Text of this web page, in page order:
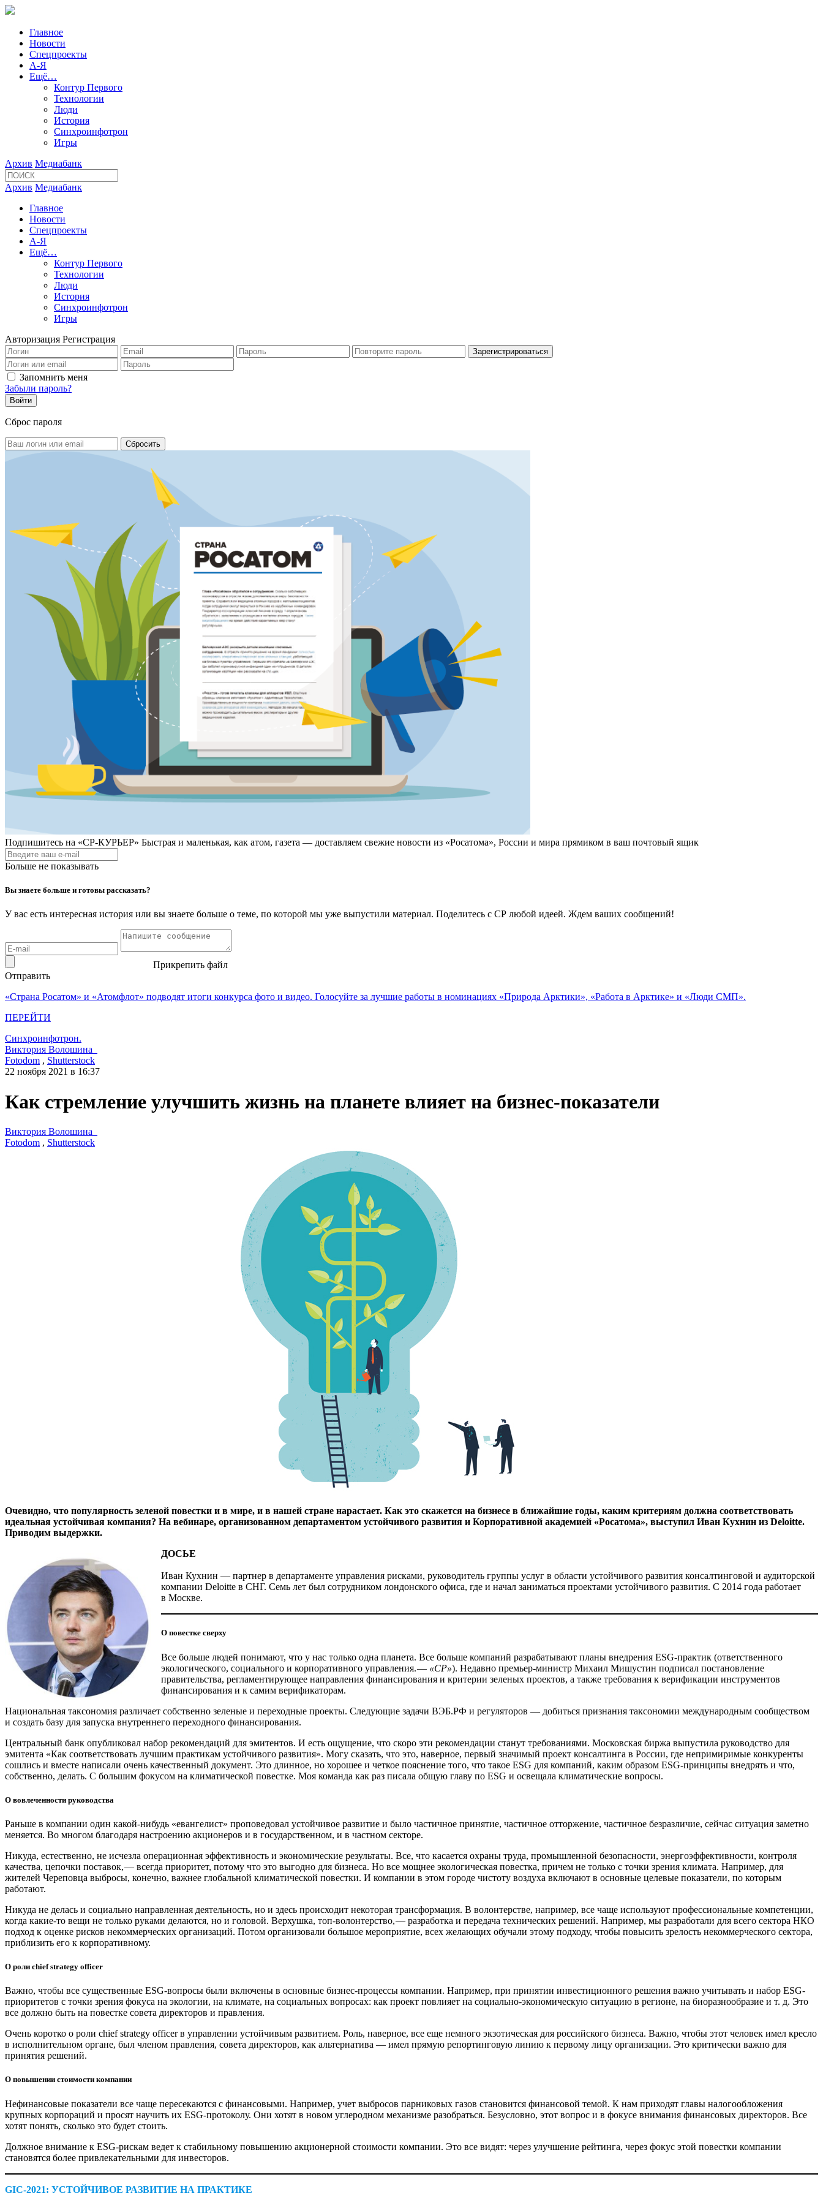
Главное
Новости
Спецпроекты
А-Я
Ещё…
Контур Первого
Технологии
Люди
История
Синхроинфотрон
Игры
Архив Медиабанк
Архив Медиабанк
Главное
Новости
Спецпроекты
А-Я
Ещё…
Контур Первого
Технологии
Люди
История
Синхроинфотрон
Игры
Авторизация Регистрация
Запомнить меня
Забыли пароль?
Сброс пароля
Подпишитесь на «СР-КУРЬЕР» Быстрая и маленькая, как атом, газета — доставляем свежие новости из «Росатома», России и мира прямиком в ваш почтовый ящик
Больше не показывать
Вы знаете больше и готовы рассказать?
У вас есть интересная история или вы знаете больше о теме, по которой мы уже выпустили материал. Поделитесь с СР любой идеей. Ждем ваших сообщений!
Прикрепить файл
Отправить
«Страна Росатом» и «Атомфлот» подводят итоги конкурса фото и видео. Голосуйте за лучшие работы в номинациях «Природа Арктики», «Работа в Арктике» и «Люди СМП».
ПЕРЕЙТИ
Синхроинфотрон.
Виктория Волошина
Fotodom , Shutterstock
22 ноября 2021 в 16:37
Как стремление улучшить жизнь на планете влияет на бизнес-показатели
Виктория Волошина
Fotodom , Shutterstock
Очевидно, что популярность зеленой повестки и в мире, и в нашей стране нарастает. Как это скажется на бизнесе в ближайшие годы, каким критериям должна соответствовать
идеальная устойчивая компания? На вебинаре, организованном департаментом устойчивого развития и Корпоративной академией «Росатома», выступил Иван Кухнин из Deloitte.
Приводим выдержки.
ДОСЬЕ
Иван Кухнин — ​партнер в департаменте управления рисками, руководитель группы услуг в области устойчивого развития консалтинговой и аудиторской
компании Deloitte в СНГ. Семь лет был сотрудником лондонского офиса, где и начал заниматься проектами устойчивого развития. С 2014 года работает
в Москве.
О повестке сверху
Все больше людей понимают, что у нас только одна планета. Все больше компаний разрабатывают планы внедрения ESG-практик (ответственного
экологического, социального и корпоративного управления. — «СР»). Недавно премьер-министр Михаил Мишустин подписал постановление
правительства, регламентирующее направления финансирования и критерии зеленых проектов, а также требования к верификации инструментов
финансирования и к самим верификаторам.
Национальная таксономия различает собственно зеленые и переходные проекты. Следующие задачи ВЭБ.РФ и регуляторов — ​добиться признания таксономии международным сообществом
и создать базу для запуска внутреннего переходного финансирования.
Центральный банк опубликовал набор рекомендаций для эмитентов. И есть ощущение, что скоро эти рекомендации станут требованиями. Московская биржа выпустила руководство для
эмитента «Как соответствовать лучшим практикам устойчивого развития». Могу сказать, что это, наверное, первый значимый проект консалтинга в России, где непримиримые конкуренты
сошлись и вместе написали очень качественный документ. Это длинное, но хорошее и четкое пояснение того, что такое ESG для компаний, каким образом ESG-принципы внедрять и что,
собственно, делать. С большим фокусом на климатической повестке. Моя команда как раз писала общую главу по ESG и освещала климатические вопросы.
О вовлеченности руководства
Раньше в компании один какой-нибудь «евангелист» проповедовал устойчивое развитие и было частичное принятие, частичное отторжение, частичное безразличие, сейчас ситуация заметно
меняется. Во многом благодаря настроению акционеров и в государственном, и в частном секторе.
Никуда, естественно, не исчезла операционная эффективность и экономические результаты. Все, что касается охраны труда, промышленной безопасности, энергоэффективности, контроля
качества, цепочки поставок, — ​всегда приоритет, потому что это выгодно для бизнеса. Но все мощнее экологическая повестка, причем не только с точки зрения климата. Например, для
жителей Череповца выбросы, конечно, важнее глобальной климатической повестки. И компании в этом городе чистоту воздуха включают в основные целевые показатели, по которым
работают.
Никуда не делась и социально направленная деятельность, но и здесь происходит некоторая трансформация. В волонтерстве, например, все чаще используют профессиональные компетенции,
когда какие-то вещи не только руками делаются, но и головой. Верхушка, топ-волонтерство, — ​разработка и передача технических решений. Например, мы разработали для всего сектора НКО
подход к оценке рисков некоммерческих организаций. Потом организовали большое мероприятие, всех желающих обучали этому подходу, чтобы повысить зрелость некоммерческого сектора,
приблизить его к корпоративному.
О роли chief strategy officer
Важно, чтобы все существенные ESG-вопросы были включены в основные бизнес-процессы компании. Например, при принятии инвестиционного решения важно учитывать и набор ESG-
приоритетов с точки зрения фокуса на экологии, на климате, на социальных вопросах: как проект повлияет на социально-­экономическую ситуацию в регионе, на биоразнообразие и т. д. Это
все должно быть на повестке совета директоров и правления.
Очень коротко о роли chief strategy officer в управлении устойчивым развитием. Роль, наверное, все еще немного экзотическая для российского бизнеса. Важно, чтобы этот человек имел кресло
в исполнительном органе, был членом правления, совета директоров, как альтернатива — ​имел прямую репортинговую линию к первому лицу организации. Это критически важно для
принятия решений.
О повышении стоимости компании
Нефинансовые показатели все чаще пересекаются с финансовыми. Например, учет выбросов парниковых газов становится финансовой темой. К нам приходят главы налогообложения
крупных корпораций и просят научить их ESG-протоколу. Они хотят в новом углеродном механизме разобраться. Безусловно, этот вопрос и в фокусе внимания финансовых директоров. Все
хотят понять, сколько это будет стоить.
Должное внимание к ESG-рискам ведет к стабильному повышению акционерной стоимости компании. Это все видят: через улучшение рейтинга, через фокус этой повестки компании
становятся более привлекательными для инвесторов.
GIC‑2021: УСТОЙЧИВОЕ РАЗВИТИЕ НА ПРАКТИКЕ